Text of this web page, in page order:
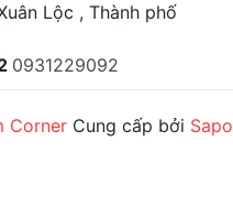
Lộc , Thành phố
0931229092
Corner Cung cấp bởi Sapo